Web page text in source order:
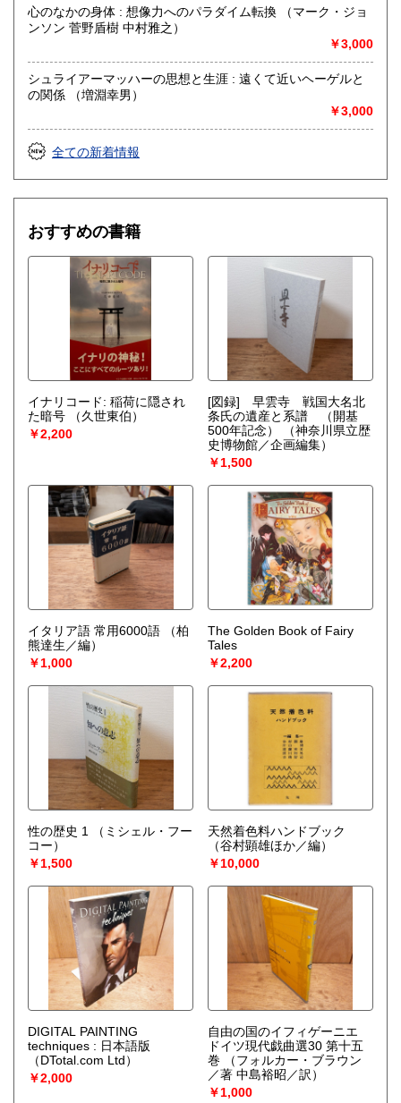
総記、哲学宗教、歴史、社会科学、自然科学、美術工芸、国
語国文、外国文学、趣味、サブカルチャー、古書一般（その
絵本、漫画（コミック）
心のなかの身体 : 想像力へのパラダイム転換 （マーク・ジョ
ンソン 菅野盾樹 中村雅之）
￥3,000
シュライアーマッハーの思想と生涯 : 遠くて近いヘーゲルと
の関係 （増淵幸男）
￥3,000
全ての新着情報
おすすめの書籍
イナリコード: 稲荷に隠され
た暗号
（久世東伯）
￥2,200
[図録] 早雲寺 戦国大名北
条氏の遺産と系譜 （開基
500年記念）
（神奈川県立歴
史博物館／企画編集）
￥1,500
イタリア語 常用6000語
（柏
熊達生／編）
￥1,000
The Golden Book of Fairy
Tales
￥2,200
性の歴史 1
（ミシェル・フー
コー）
￥1,500
天然着色料ハンドブック
（谷村顕雄ほか／編）
￥10,000
DIGITAL PAINTING
techniques : 日本語版
（DTotal.com Ltd）
￥2,000
自由の国のイフィゲーニエ
ドイツ現代戯曲選30 第十五
巻
（フォルカー・ブラウン
／著 中島裕昭／訳）
￥1,000